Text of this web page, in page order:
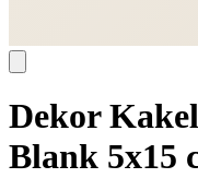
Dekor
Blank 5x15